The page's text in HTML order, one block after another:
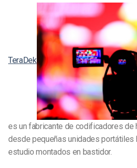
TeraDek
es un fabricante de codificadores de
desde pequeñas unidades portátiles
estudio montados en bastidor.